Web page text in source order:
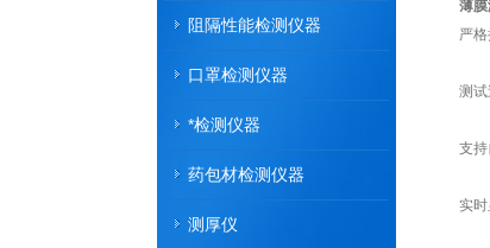
阻隔性能检测仪器
口罩检测仪器
*检测仪器
药包材检测仪器
测厚仪
薄
严格按
测试过
支持自
实时显